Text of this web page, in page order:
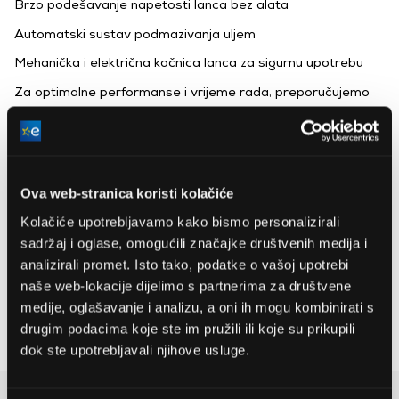
Ova web-stranica koristi kolačiće
Kolačiće upotrebljavamo kako bismo personalizirali
sadržaj i oglase, omogućili značajke društvenih medija i
analizirali promet. Isto tako, podatke o vašoj upotrebi
naše web-lokacije dijelimo s partnerima za društvene
medije, oglašavanje i analizu, a oni ih mogu kombinirati s
drugim podacima koje ste im pružili ili koje su prikupili
dok ste upotrebljavali njihove usluge.
Ryobi
, ,
Napon baterije
18 V
Dužina lista
30 cm
Težina
3,2 kg
Brzo podešavanje napetosti lanca bez alata
Automatski sustav podmazivanja uljem
Mehanička i električna kočnica lanca za sigurnu upotrebu
Za optimalne performanse i vrijeme rada, preporučujemo
korištenje baterije od 4,0 Ah ili više s ovim uređajem
(baterija i punjač nisu uključeni)